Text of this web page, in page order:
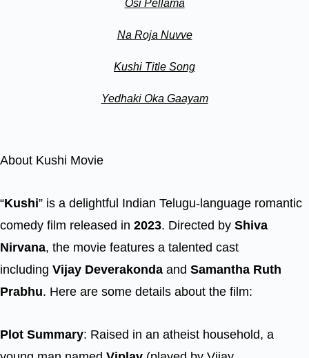
Osi Pellama
Na Roja Nuvve
Kushi Title Song
Yedhaki Oka Gaayam
About Kushi Movie
“Kushi” is a delightful Indian Telugu-language romantic
comedy film released in 2023. Directed by Shiva
Nirvana, the movie features a talented cast
including Vijay Deverakonda and Samantha Ruth
Prabhu. Here are some details about the film:
Plot Summary: Raised in an atheist household, a